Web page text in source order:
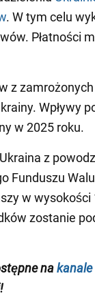
. W tym celu
Płatności
z
Wpływy
w 2025 roku.
z
Funduszu
w wysokości
zostanie
nakanale